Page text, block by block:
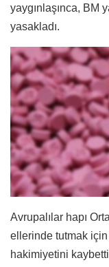
yaygınlaşınca, BM
yasakladı.
Avrupalılar hapı
ellerinde tutmak için
hakimiyetini